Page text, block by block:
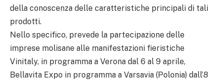
della conoscenza delle caratteristiche principali di tali
prodotti.
Nello specifico, prevede la partecipazione delle
imprese molisane alle manifestazioni fieristiche
Vinitaly, in programma a Verona dal 6 al 9 aprile,
Bellavita Expo in programma a Varsavia (Polonia) dall’8